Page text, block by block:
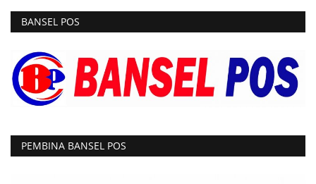
BANSEL POS
PEMBINA BANSEL POS